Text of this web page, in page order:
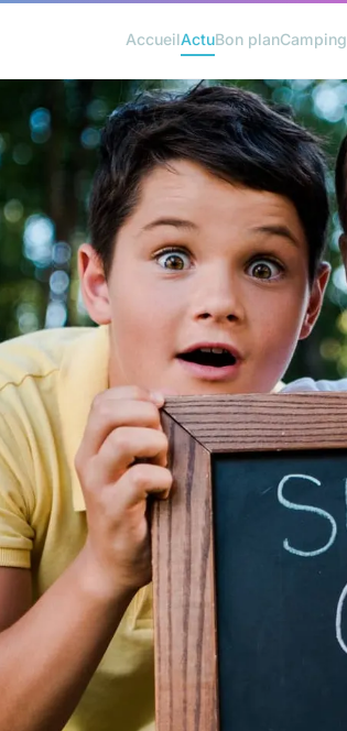
AccueilActuBon planCamping